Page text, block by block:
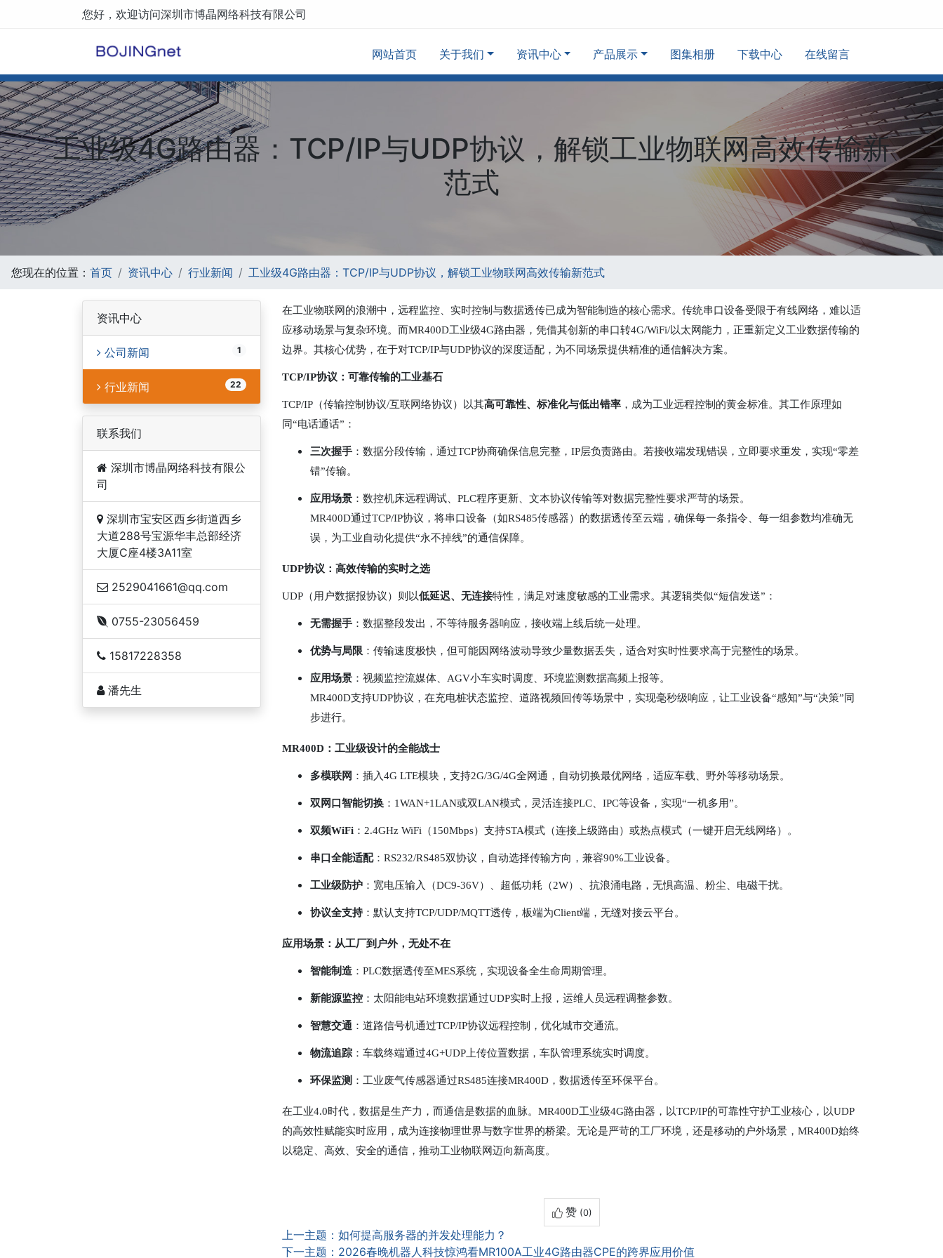
您好，欢迎访问深圳市博晶网络科技有限公司
网站首页 关于我们 资讯中心 产品展示 图集相册 下载中心 在线留言
工业级4G路由器：TCP/IP与UDP协议，解锁工业物联网高效传输新
范式
您现在的位置： 首页 资讯中心 行业新闻 工业级4G路由器：TCP/IP与UDP协议，解锁工业物联网高效传输新范式
资讯中心
公司新闻 1
行业新闻 22
联系我们
深圳市博晶网络科技有限公
司
深圳市宝安区西乡街道西乡
大道288号宝源华丰总部经济
大厦C座4楼3A11室
2529041661@qq.com
0755-23056459
15817228358
潘先生
在工业物联网的浪潮中，远程监控、实时控制与数据透传已成为智能制造的核心需求。传统串口设备受限于有线网络，难以适
应移动场景与复杂环境。而MR400D工业级4G路由器，凭借其创新的串口转4G/WiFi/以太网能力，正重新定义工业数据传输的
边界。其核心优势，在于对TCP/IP与UDP协议的深度适配，为不同场景提供精准的通信解决方案。
TCP/IP协议：可靠传输的工业基石
TCP/IP（传输控制协议/互联网络协议）以其高可靠性、标准化与低出错率 ，成为工业远程控制的黄金标准。其工作原理如
同“电话通话”：
三次握手 ：数据分段传输，通过TCP协商确保信息完整，IP层负责路由。若接收端发现错误，立即要求重发，实现“零差
错”传输。
应用场景 ：数控机床远程调试、PLC程序更新、文本协议传输等对数据完整性要求严苛的场景。
MR400D通过TCP/IP协议，将串口设备（如RS485传感器）的数据透传至云端，确保每一条指令、每一组参数均准确无
误，为工业自动化提供“永不掉线”的通信保障。
UDP协议：高效传输的实时之选
UDP（用户数据报协议）则以低延迟、无连接特性，满足对速度敏感的工业需求。其逻辑类似“短信发送”：
无需握手 ：数据整段发出，不等待服务器响应，接收端上线后统一处理。
优势与局限 ：传输速度极快，但可能因网络波动导致少量数据丢失，适合对实时性要求高于完整性的场景。
应用场景 ：视频监控流媒体、AGV小车实时调度、环境监测数据高频上报等。
MR400D支持UDP协议，在充电桩状态监控、道路视频回传等场景中，实现毫秒级响应，让工业设备“感知”与“决策”同
步进行。
MR400D：工业级设计的全能战士
多模联网 ：插入4G LTE模块，支持2G/3G/4G全网通，自动切换最优网络，适应车载、野外等移动场景。
双网口智能切换 ：1WAN+1LAN或双LAN模式，灵活连接PLC、IPC等设备，实现“一机多用”。
双频WiFi ：2.4GHz WiFi（150Mbps）支持STA模式（连接上级路由）或热点模式（一键开启无线网络）。
串口全能适配：RS232/RS485双协议，自动选择传输方向，兼容90%工业设备。
工业级防护 ：宽电压输入（DC9-36V）、超低功耗（2W）、抗浪涌电路，无惧高温、粉尘、电磁干扰。
协议全支持：默认支持TCP/UDP/MQTT透传，板端为Client端，无缝对接云平台。
应用场景：从工厂到户外，无处不在
智能制造 ：PLC数据透传至MES系统，实现设备全生命周期管理。
新能源监控 ：太阳能电站环境数据通过UDP实时上报，运维人员远程调整参数。
智慧交通 ：道路信号机通过TCP/IP协议远程控制，优化城市交通流。
物流追踪 ：车载终端通过4G+UDP上传位置数据，车队管理系统实时调度。
环保监测 ：工业废气传感器通过RS485连接MR400D，数据透传至环保平台。
在工业4.0时代，数据是生产力，而通信是数据的血脉。MR400D工业级4G路由器，以TCP/IP的可靠性守护工业核心，以UDP
的高效性赋能实时应用，成为连接物理世界与数字世界的桥梁。无论是严苛的工厂环境，还是移动的户外场景，MR400D始终
以稳定、高效、安全的通信，推动工业物联网迈向新高度。
赞 (0)
上一主题：如何提高服务器的并发处理能力？
下一主题：2026春晚机器人科技惊鸿看MR100A工业4G路由器CPE的跨界应用价值